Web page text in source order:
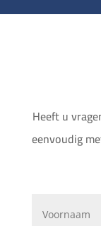
Heeft u
eenvoudig